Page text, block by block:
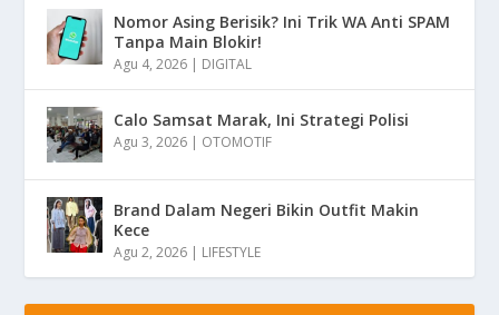
Nomor Asing Berisik? Ini Trik WA Anti SPAM
Tanpa Main Blokir!
Agu 4, 2026 | DIGITAL
Calo Samsat Marak, Ini Strategi Polisi
Agu 3, 2026 | OTOMOTIF
Brand Dalam Negeri Bikin Outfit Makin
Kece
Agu 2, 2026 | LIFESTYLE